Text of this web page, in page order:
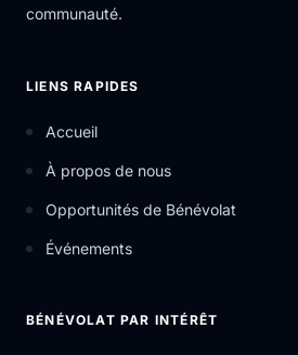
communauté.
LIENS RAPIDES
Accueil
À propos de nous
Opportunités de Bénévolat
Événements
BÉNÉVOLAT PAR INTÉRÊT